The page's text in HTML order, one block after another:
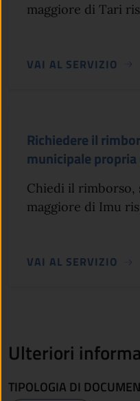
maggiore di Tari
VAI AL SERVIZIO
Richiedere il
municipale
Chiedi il rimborso,
maggiore di Imu
VAI AL SERVIZIO
Ulteriori
TIPOLOGIA DI